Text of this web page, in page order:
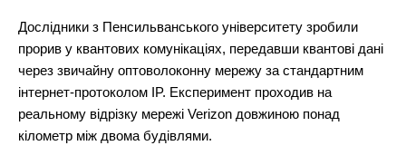
Дослідники з Пенсильванського університету зробили
прорив у квантових комунікаціях, передавши квантові дані
через звичайну оптоволоконну мережу за стандартним
інтернет-протоколом IP. Експеримент проходив на
реальному відрізку мережі Verizon довжиною понад
кілометр між двома будівлями.